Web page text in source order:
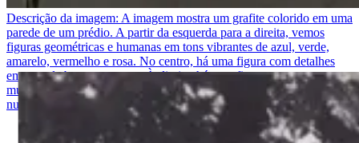
Descrição da imagem: A imagem mostra um grafite colorido em uma
parede de um prédio. A partir da esquerda para a direita, vemos
figuras geométricas e humanas em tons vibrantes de azul, verde,
amarelo, vermelho e rosa. No centro, há uma figura com detalhes
em tons de bege e marrom. À direita, há uma figura com roupas
multicoloridas. O céu azul claro está parcialmente coberto por
nuvens brancas.